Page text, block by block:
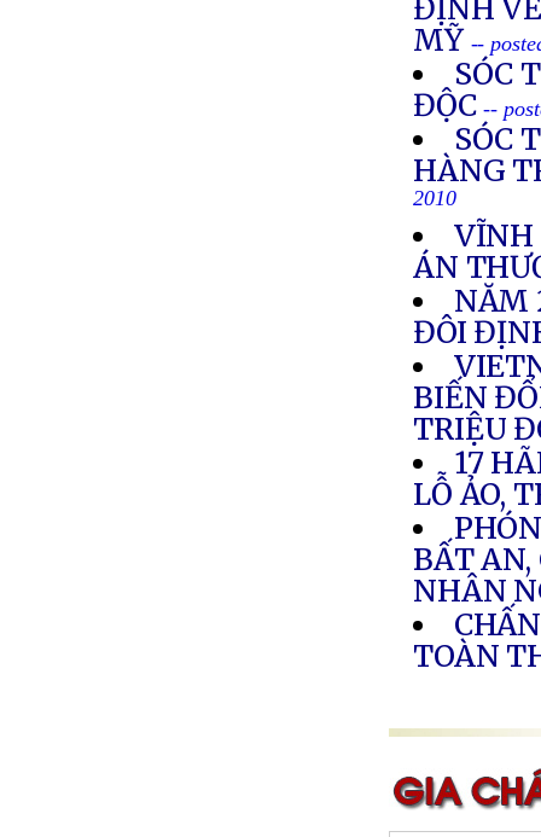
ĐỊNH
MỸ --
SÓC
ĐỘC--
SÓC
HÀNG
2010
VĨNH
ÁN
NĂM
ĐÔI
BIẾN
TRIỆU
17
LỖ ẢO,
BẤT AN,
NHÂN
TOÀN